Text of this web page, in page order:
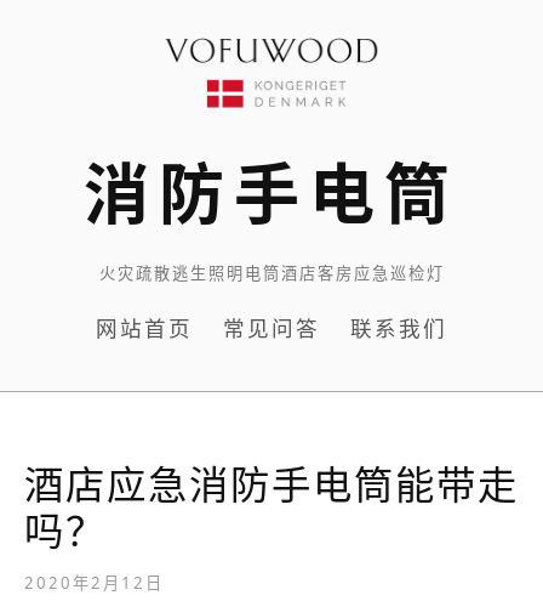
消防手电筒
火灾疏散逃生照明电筒酒店客房应急巡检灯
网站首页 常见问答 联系我们
酒店应急消防手电筒能带走
吗？
2020年2月12日